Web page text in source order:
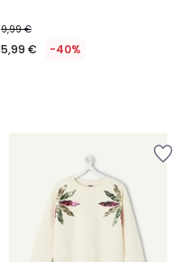
9,99 €
5,99 € -40%